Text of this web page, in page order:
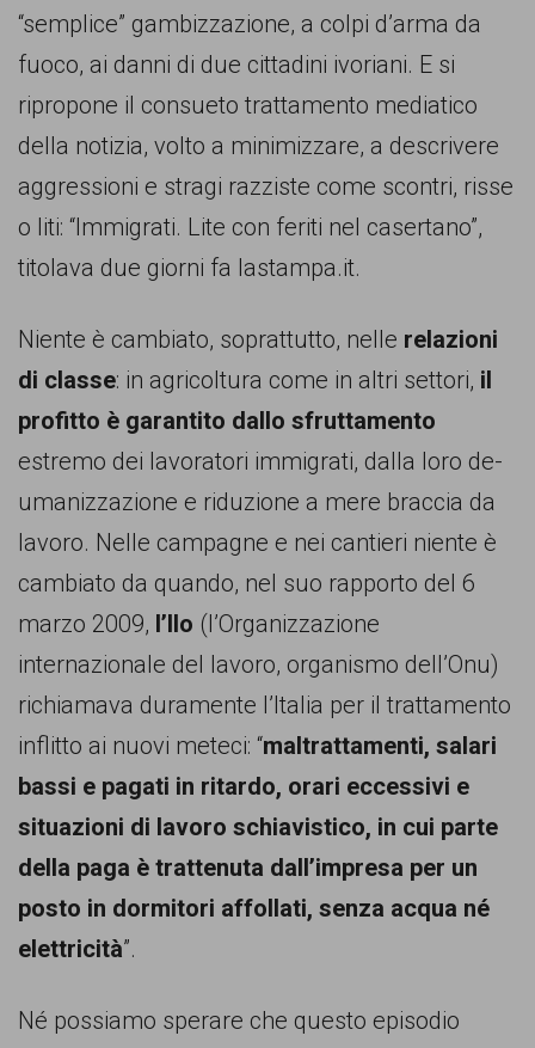
dei
diritti
cittadinanza
per
tutti.
“semplice” gambizzazione, a colpi d’arma da
fuoco, ai danni di due cittadini ivoriani. E si
ripropone il consueto trattamento mediatico
della notizia, volto a minimizzare, a descrivere
aggressioni e stragi razziste come scontri, risse
o liti: “Immigrati. Lite con feriti nel casertano”,
titolava due giorni fa lastampa.it.
Niente è cambiato, soprattutto, nelle relazioni
di classe: in agricoltura come in altri settori, il
profitto è garantito dallo sfruttamento
estremo dei lavoratori immigrati, dalla loro de-
umanizzazione e riduzione a mere braccia da
lavoro. Nelle campagne e nei cantieri niente è
cambiato da quando, nel suo rapporto del 6
marzo 2009, l’Ilo (l’Organizzazione
internazionale del lavoro, organismo dell’Onu)
richiamava duramente l’Italia per il trattamento
inflitto ai nuovi meteci: “maltrattamenti, salari
bassi e pagati in ritardo, orari eccessivi e
situazioni di lavoro schiavistico, in cui parte
della paga è trattenuta dall’impresa per un
posto in dormitori affollati, senza acqua né
elettricità”.
Né possiamo sperare che questo episodio